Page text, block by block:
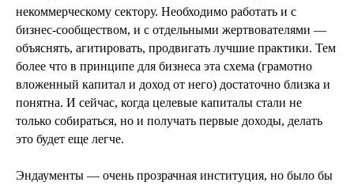
некоммерческому сектору. Необходимо работать и с
бизнес-сообществом, и с отдельными жертвователями —
объяснять, агитировать, продвигать лучшие практики. Тем
более что в принципе для бизнеса эта схема (грамотно
вложенный капитал и доход от него) достаточно близка и
понятна. И сейчас, когда целевые капиталы стали не
только собираться, но и получать первые доходы, делать
это будет еще легче.
Эндаументы — очень прозрачная институция, но было бы